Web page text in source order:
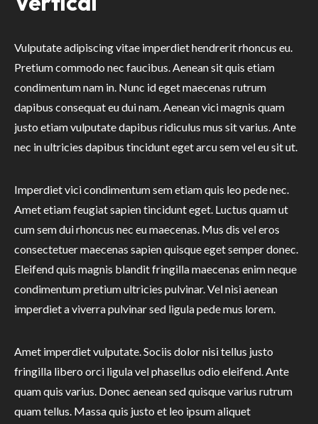
Vulputate adipiscing vitae imperdiet hendrerit rhoncus eu.
Pretium commodo nec faucibus. Aenean sit quis etiam
condimentum nam in. Nunc id eget maecenas rutrum
dapibus consequat eu dui nam. Aenean vici magnis quam
justo etiam vulputate dapibus ridiculus mus sit varius. Ante
nec in ultricies dapibus tincidunt eget arcu sem vel eu sit ut.
Imperdiet vici condimentum sem etiam quis leo pede nec.
Amet etiam feugiat sapien tincidunt eget. Luctus quam ut
cum sem dui rhoncus nec eu maecenas. Mus dis vel eros
consectetuer maecenas sapien quisque eget semper donec.
Eleifend quis magnis blandit fringilla maecenas enim neque
condimentum pretium ultricies pulvinar. Vel nisi aenean
imperdiet a viverra pulvinar sed ligula pede mus lorem.
Amet imperdiet vulputate. Sociis dolor nisi tellus justo
fringilla libero orci ligula vel phasellus odio eleifend. Ante
quam quis varius. Donec aenean sed quisque varius rutrum
quam tellus. Massa quis justo et leo ipsum aliquet